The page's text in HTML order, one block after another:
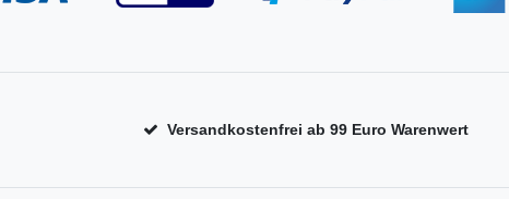
Versandkostenfrei ab 99 Euro Warenwert